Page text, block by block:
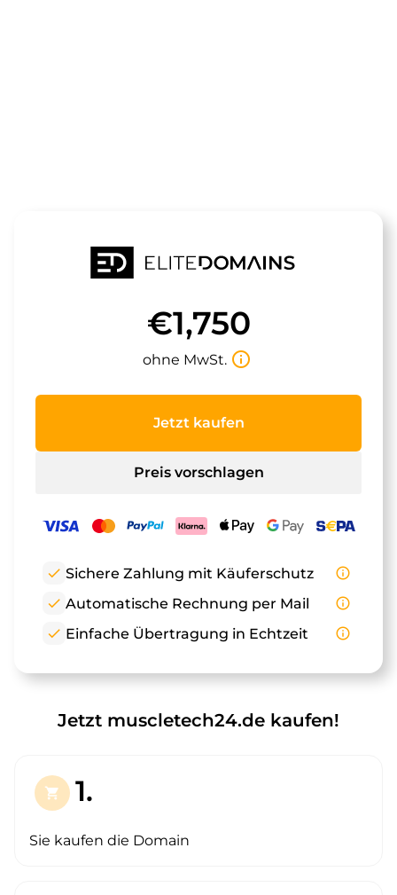
€1,750
ohne MwSt. info_outline
Jetzt kaufen
Preis vorschlagen
check Sichere Zahlung mit Käuferschutz
info_outline
check Automatische Rechnung per Mail
info_outline
check Einfache Übertragung in Echtzeit info_outline
Jetzt muscletech24.de kaufen!
shopping_cart 1.
Sie kaufen die Domain